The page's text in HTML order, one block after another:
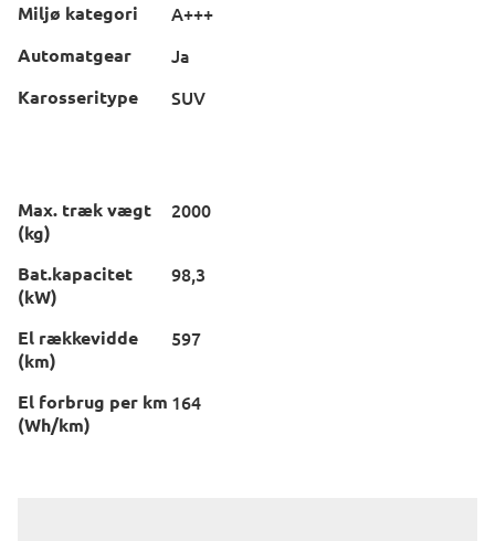
Miljø kategori A+++
Automatgear Ja
Karosseritype SUV
Max. træk vægt
(kg)
2000
Bat.kapacitet
(kW)
98,3
El rækkevidde
(km)
597
El forbrug per km
(Wh/km)
164